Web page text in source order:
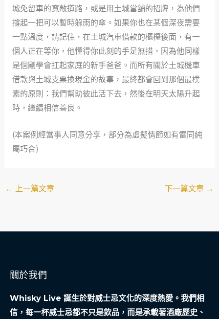
城免留車的寬敞道路，或是用土城當舖的招牌，為他們
撐起一把可以暫時躲雨的傘。如果你也在某個深夜需要
一點溫度，請記住，在土城汽車借款的櫃檯後面，有一
個人正在等你，他懂得你此刻的手足無措，因為他同樣
是個剛學會扛起家庭的新手爸爸。而所有關於土城機車
借款與土城支票換現金的故事，最終都會回到那個最樸
素的原則：我們幫助彼此活下去，然後在明天太陽升起
時，繼續相信善良。
(本案例經當事人同意分享，部分為虛擬情節如有雷同純
屬巧合)
← 上一篇文章 下一篇文章 →
關於我們
Whisky Live 誕生於對威士忌文化的深度熱愛。我們相
信，每一杯威士忌都不只是飲品，而是承載著酒廠歷史、